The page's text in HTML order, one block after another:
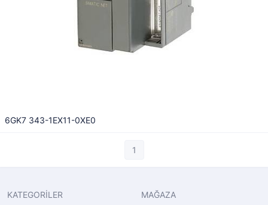
6GK7 343-1EX11-0XE0
1
KATEGORİLER MAĞAZA